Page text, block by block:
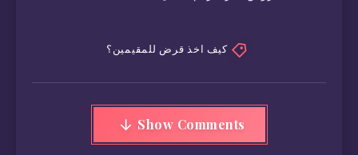
كيف اخذ قرض للمقيمين؟
Show Comments